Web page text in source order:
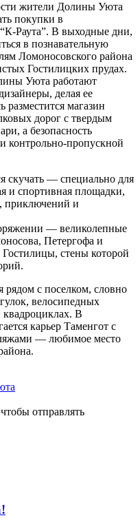
жители Долины Уюта
покупки в
Раута”. В выходные дни,
в познавательную
Ломоносовского района
Гостилицких прудах.
Уюта работают
делая ее
магазин
дорог с твердым
а безопасность
контрольно-пропускной
— специально для
и спортивная площадки,
приключений и
— великолепные
Петергофа и
стены которой
рядом с поселком, словно
велосипедных
квадроциклах. В
карьер Таменгот с
— любимое место
отправлять